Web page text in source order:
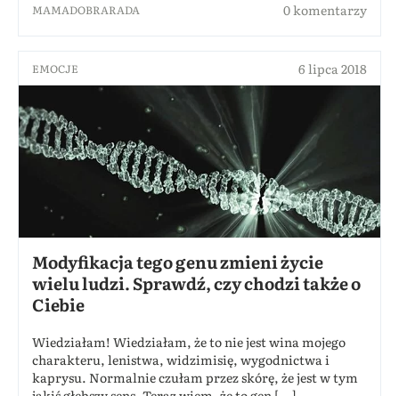
MAMADOBRARADA 0 komentarzy
EMOCJE 6 lipca 2018
Modyfikacja tego genu zmieni życie
wielu ludzi. Sprawdź, czy chodzi także o
Ciebie
Wiedziałam! Wiedziałam, że to nie jest wina mojego
charakteru, lenistwa, widzimisię, wygodnictwa i
kaprysu. Normalnie czułam przez skórę, że jest w tym